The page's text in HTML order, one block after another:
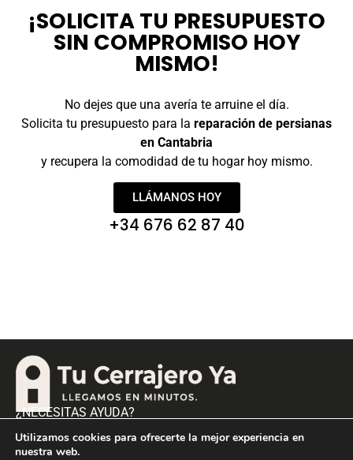
¡SOLICITA TU PRESUPUESTO
SIN COMPROMISO HOY
MISMO!
No dejes que una avería te arruine el día.
Solicita tu presupuesto para la reparación de persianas
en Cantabria
y recupera la comodidad de tu hogar hoy mismo.
LLÁMANOS HOY
+34 676 62 87 40
¿NECESITAS AYUDA?
info@tucerrajeroya.com
Utilizamos cookies para ofrecerte la mejor experiencia en
nuestra web.